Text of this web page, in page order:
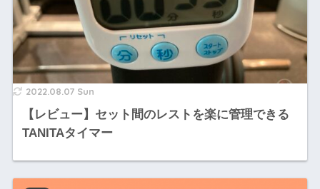
2022.08.07 Sun
【レビュー】セット間のレストを楽に管理できる
TANITAタイマー